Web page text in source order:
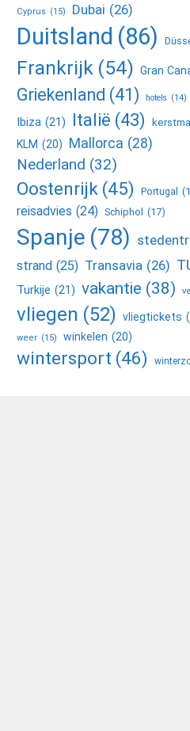
Cyprus (15) Dubai (26)
Duitsland (86)
Frankrijk (54) Gran
Griekenland (41) hotels (14)
Ibiza (21) Italië (43)
KLM (20) Mallorca (28)
Nederland (32)
Oostenrijk (45) Portugal
reisadvies (24) Schiphol (17)
Spanje (78)
strand (25) Transavia (26)
Turkije (21) vakantie (38)
vliegen (52) vliegtickets
weer (15) winkelen (20)
wintersport (46)